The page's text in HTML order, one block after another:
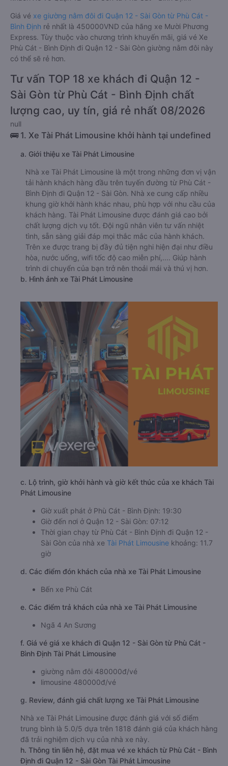
Giá vé xe giường nằm đôi đi Quận 12 - Sài Gòn từ Phù Cát -
Bình Định rẻ nhất là 450000VND của hãng xe Mười Phương
Express. Tùy thuộc vào chương trình khuyến mãi, giá vé Xe
Phù Cát - Bình Định đi Quận 12 - Sài Gòn giường nằm đôi này
có thể sẽ rẻ hơn.
Tư vấn TOP 18 xe khách đi Quận 12 -
Sài Gòn từ Phù Cát - Bình Định chất
lượng cao, uy tín, giá rẻ nhất 08/2026
null
🚌 1. Xe Tài Phát Limousine khởi hành tại undefined
a. Giới thiệu xe Tài Phát Limousine
Nhà xe Tài Phát Limousine là một trong những đơn vị vận
tải hành khách hàng đầu trên tuyến đường từ Phù Cát -
Bình Định đi Quận 12 - Sài Gòn. Nhà xe cung cấp nhiều
khung giờ khởi hành khác nhau, phù hợp với nhu cầu của
khách hàng. Tài Phát Limousine được đánh giá cao bởi
chất lượng dịch vụ tốt. Đội ngũ nhân viên tư vấn nhiệt
tình, sẵn sàng giải đáp mọi thắc mắc của hành khách.
Trên xe được trang bị đầy đủ tiện nghi hiện đại như điều
hòa, nước uống, wifi tốc độ cao miễn phí,.... Giúp hành
trình di chuyển của bạn trở nên thoải mái và thú vị hơn.
b. Hình ảnh xe Tài Phát Limousine
c. Lộ trình, giờ khởi hành và giờ kết thúc của xe khách Tài
Phát Limousine
Giờ xuất phát ở Phù Cát - Bình Định: 19:30
Giờ đến nơi ở Quận 12 - Sài Gòn: 07:12
Thời gian chạy từ Phù Cát - Bình Định đi Quận 12 -
Sài Gòn của nhà xe Tài Phát Limousine khoảng: 11.7
giờ
d. Các điểm đón khách của nhà xe Tài Phát Limousine
Bến xe Phù Cát
e. Các điểm trả khách của nhà xe Tài Phát Limousine
Ngã 4 An Sương
f. Giá vé giá xe khách đi Quận 12 - Sài Gòn từ Phù Cát -
Bình Định Tài Phát Limousine
giường nằm đôi 480000đ/vé
limousine 480000đ/vé
g. Review, đánh giá chất lượng xe Tài Phát Limousine
Nhà xe Tài Phát Limousine được đánh giá với số điểm
trung bình là 5.0/5 dựa trên 1818 đánh giá của khách hàng
đã trải nghiệm dịch vụ của nhà xe này.
h. Thông tin liên hệ, đặt mua vé xe khách từ Phù Cát - Bình
Định đi Quận 12 - Sài Gòn Tài Phát Limousine